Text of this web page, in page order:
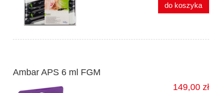
do koszyka
Ambar APS 6 ml FGM
149,00 zł